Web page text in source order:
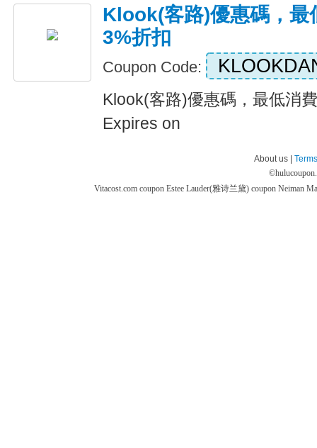
Klook(客路)優惠碼，最
3%折扣
Coupon Code:
Klook(客路)優惠碼，最低消
Expires on
About us |
©
Vitacost.com coupon Estee Lauder(雅诗兰黛) coupon Neiman